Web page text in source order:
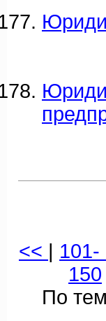
<< | 101-
150
По